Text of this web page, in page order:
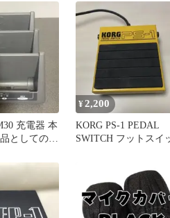
充電器 本
としての出
¥2,200
KORG PS-1 PEDAL
SWITCH フットスイ